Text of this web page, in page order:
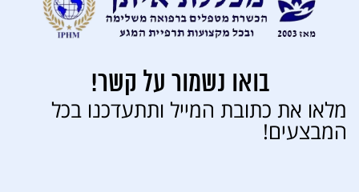
בואו נשמור על קשר!
מלאו את כתובת המייל ותתעדכנו בכל
המבצעים!